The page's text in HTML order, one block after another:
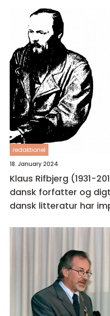
redaktionel
18. January 2024
Klaus Rifbjerg (1931-
dansk forfatter og
dansk litteratur har